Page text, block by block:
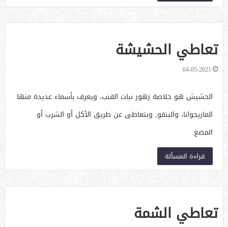
تعاطي الحشيشة
04-05-2021
الحشيش هو خلاصة زهور نبات القنب، ويعرف بأسماء عديدة منها
الماريجوانا، والبنقو, ويتعاطى عن طريق الأكل أو الشرب أو
المضغ.
قراءة المسألة
تعاطي الشمة